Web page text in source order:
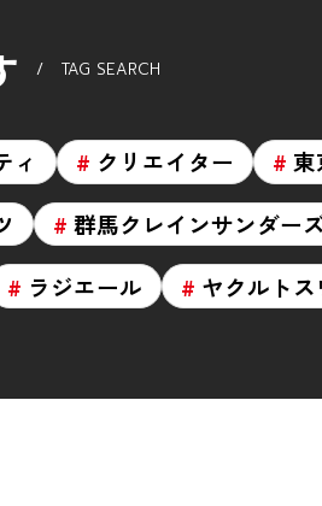
TAG SEARCH
ィ クリエイター
群馬クレインサンダー
ラジエール ヤクルト